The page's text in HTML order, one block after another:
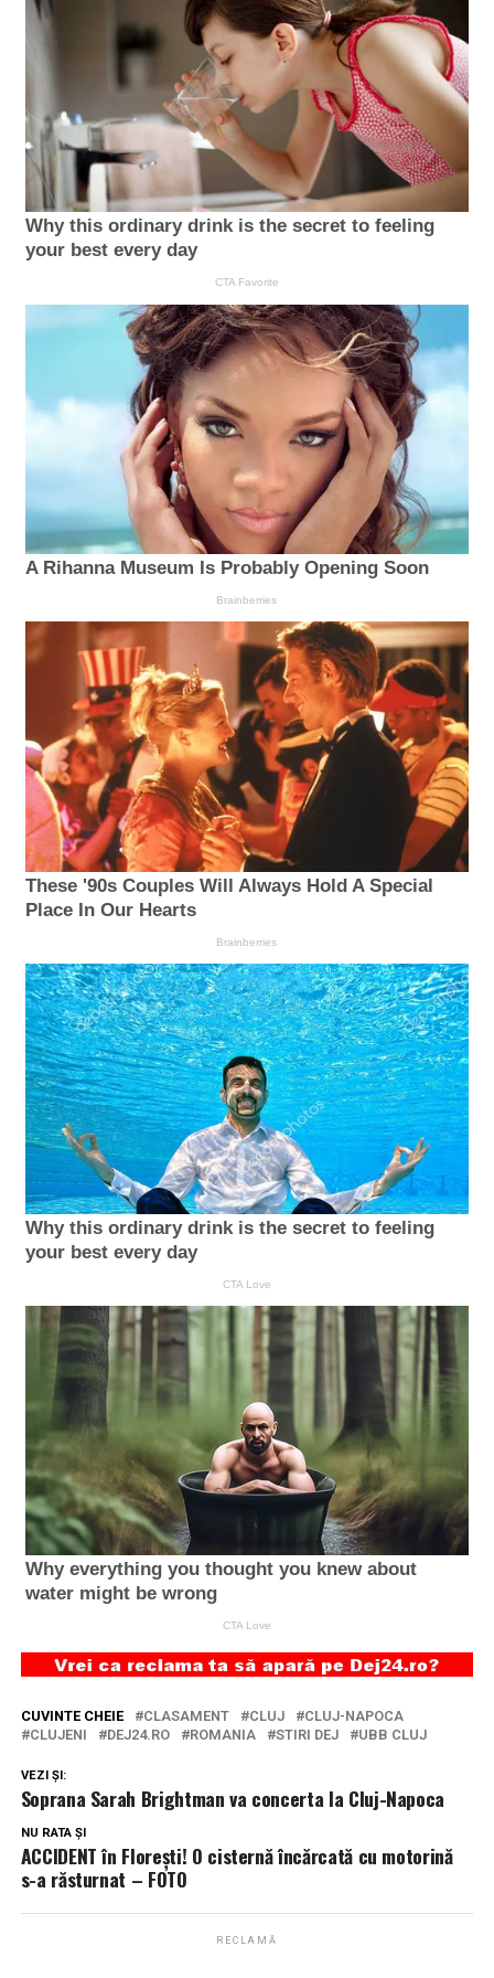
CUVINTE CHEIE CLASAMENT CLUJ
CLUJ-NAPOCA
CLUJENI
DEJ24.RO ROMANIA STIRI DEJ UBB CLUJ
VEZI ȘI:
Soprana Sarah Brightman va concerta la Cluj-Napoca
NU RATA ȘI
ACCIDENT în Florești! O cisternă încărcată cu motorină
s-a răsturnat – FOTO
RECLAMĂ